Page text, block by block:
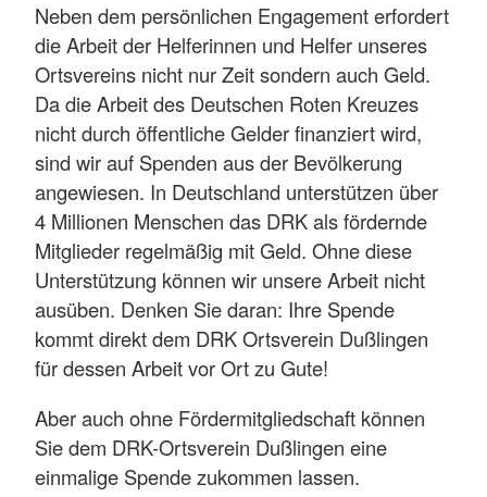
Neben dem persönlichen Engagement erfordert
die Arbeit der Helferinnen und Helfer unseres
Ortsvereins nicht nur Zeit sondern auch Geld.
Da die Arbeit des Deutschen Roten Kreuzes
nicht durch öffentliche Gelder finanziert wird,
sind wir auf Spenden aus der Bevölkerung
angewiesen. In Deutschland unterstützen über
4 Millionen Menschen das DRK als fördernde
Mitglieder regelmäßig mit Geld. Ohne diese
Unterstützung können wir unsere Arbeit nicht
ausüben. Denken Sie daran: Ihre Spende
kommt direkt dem DRK Ortsverein Dußlingen
für dessen Arbeit vor Ort zu Gute!
Aber auch ohne Fördermitgliedschaft können
Sie dem DRK-Ortsverein Dußlingen eine
einmalige Spende zukommen lassen.